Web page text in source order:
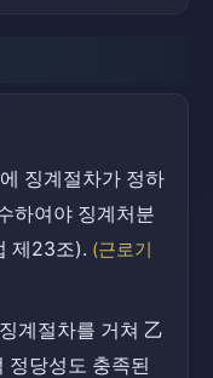
징계절차가 정하
하여야 징계처분
제23조). (근로기
계절차를 거쳐 乙
정당성도 충족된